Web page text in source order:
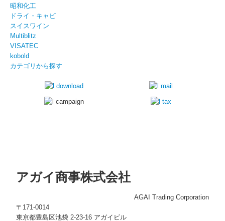
昭和化工
ドライ・キャビ
スイスワイン
Multiblitz
VISATEC
kobold
カテゴリから探す
アガイ商事株式会社
AGAI Trading Corporation
〒171-0014
東京都豊島区池袋 2-23-16 アガイビル